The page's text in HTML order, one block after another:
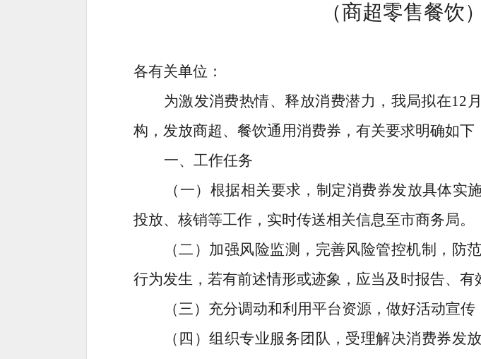
（商超零售餐饮
各有关单位：
为激发消费热情、释放消费潜力， 我局拟在12
构，发放商超、 餐饮通用消费券 ，有关要求明确如下
一、工作任务
（一）根据相关要求，制定消费券发放具体
投放、核销等工作，实时传送相关信息至市商务局。
（二）加强风险监测，完善风险管控机制，
行为发生，若有前述情形或迹象，应当及时报告、有
（三）充分调动和利用平台资源，做好活动宣
（四）组织专业服务团队，受理解决消费券